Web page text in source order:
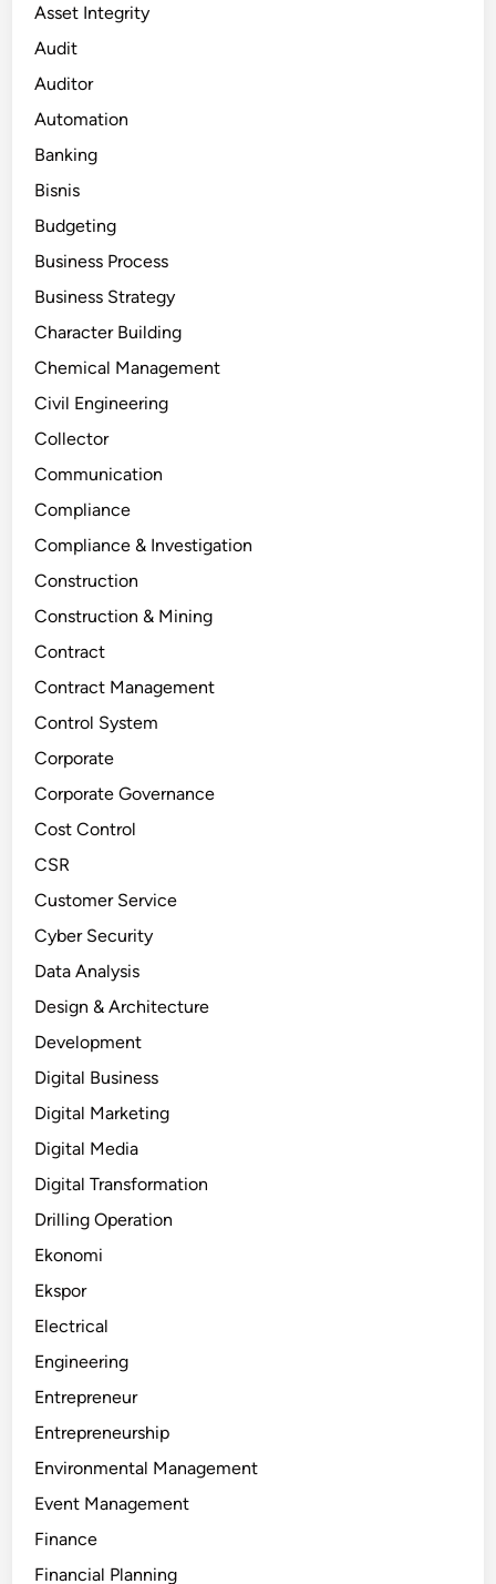
Asset Integrity
Audit
Auditor
Automation
Banking
Bisnis
Budgeting
Business Process
Business Strategy
Character Building
Chemical Management
Civil Engineering
Collector
Communication
Compliance
Compliance & Investigation
Construction
Construction & Mining
Contract
Contract Management
Control System
Corporate
Corporate Governance
Cost Control
CSR
Customer Service
Cyber Security
Data Analysis
Design & Architecture
Development
Digital Business
Digital Marketing
Digital Media
Digital Transformation
Drilling Operation
Ekonomi
Ekspor
Electrical
Engineering
Entrepreneur
Entrepreneurship
Environmental Management
Event Management
Finance
Financial Planning